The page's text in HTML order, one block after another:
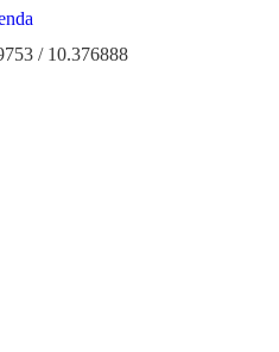
/ 10.376888